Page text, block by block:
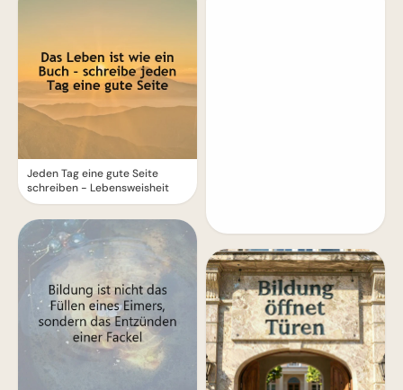
Jeden Tag eine gute Seite
schreiben - Lebensweisheit